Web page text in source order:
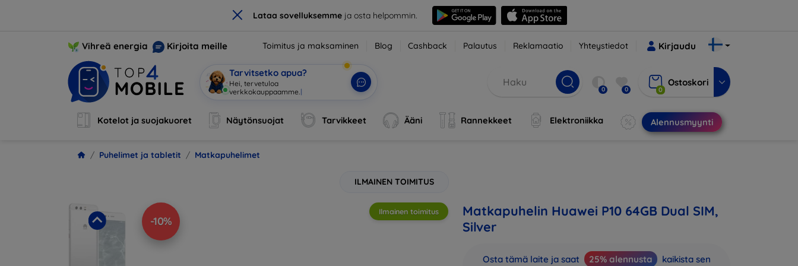
× Lataa sovelluksemmeja osta helpommin.
Vihreä energia Kirjoita meille Toimitus ja maksaminen Blog Cashback Palautus Reklamaatio Yhteystiedot Kirjaudu
Tarvitsetko apua?
Ol| 0 0 0
Ostoskori
Kotelot ja suojakuoret Näytönsuojat Tarvikkeet Ääni Rannekkeet Elektroniikka Alennusmyynti
Puhelimet ja tabletit Matkapuhelimet
ILMAINEN TOIMITUS
-10%
Ilmainen toimitus
Matkapuhelin Huawei P10 64GB Dual SIM,
Silver
Osta tämä laite ja saat 25% alennusta kaikista sen